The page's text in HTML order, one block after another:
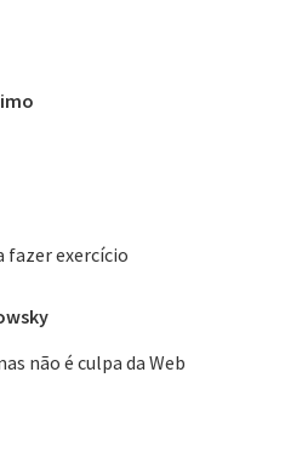
fazer exercício
não é culpa da Web